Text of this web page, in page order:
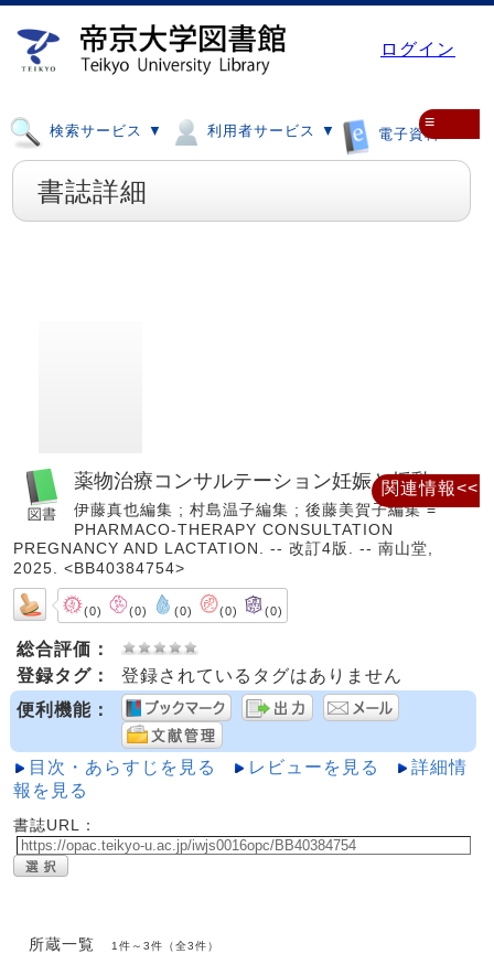
ログイン
検索サービス ▼ 利用者サービス ▼ 電子資料 ▼
≡
書誌詳細
薬物治療コンサルテーション妊娠と授乳
伊藤真也編集 ; 村島温子編集 ; 後藤美賀子編集 =
PHARMACO-THERAPY CONSULTATION
PREGNANCY AND LACTATION. -- 改訂4版. -- 南山堂,
2025. <BB40384754>
(0) (0) (0) (0) (0)
総合評価：
登録タグ：
登録されているタグはありません
便利機能：
目次・あらすじを見る レビューを見る
詳細情
報を見る
書誌URL：
所蔵一覧 1件～3件（全3件）
関連情報<<